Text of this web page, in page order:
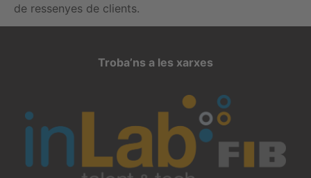
de ressenyes de clients.
Troba’ns a les xarxes